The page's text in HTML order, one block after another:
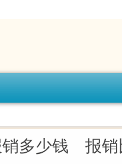
多少钱 报销